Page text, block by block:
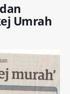
Umrah